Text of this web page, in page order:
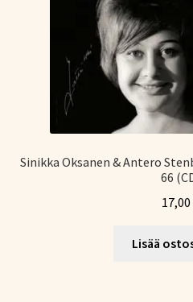
Sinikka Oksanen & Antero
66
17,00
Lisää